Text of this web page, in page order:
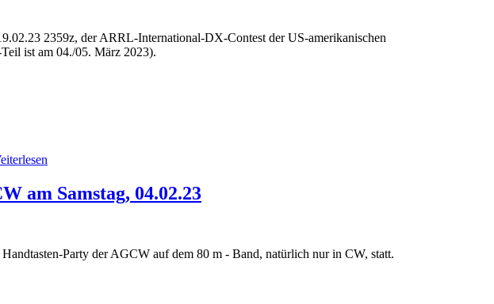
2359z, der ARRL-International-DX-Contest der US-amerikanischen
ist am 04./05. März 2023).
am Samstag, 04.02.23
Party der AGCW auf dem 80 m - Band, natürlich nur in CW, statt.